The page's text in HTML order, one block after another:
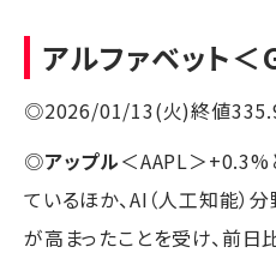
アルファベット＜
◎2026/01/13(火)終値
◎アップル＜AAPL＞+0.3%
ているほか、AI（人工知能）
が高まったことを受け、前